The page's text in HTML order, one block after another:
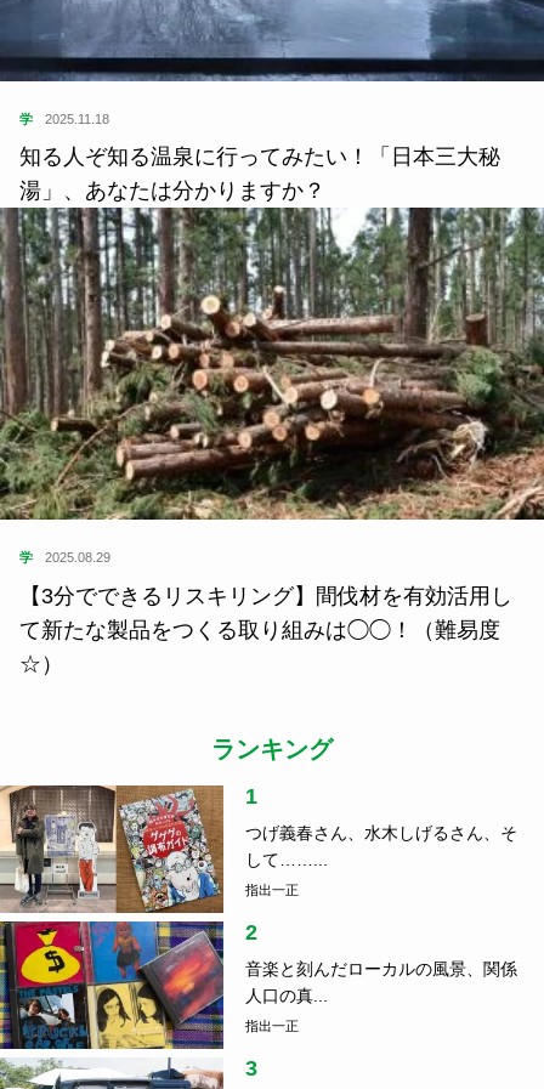
学 2025.11.18
知る人ぞ知る温泉に行ってみたい！「日本三大秘
湯」、あなたは分かりますか？
学 2025.08.29
【3分でできるリスキリング】間伐材を有効活用し
て新たな製品をつくる取り組みは◯◯！（難易度
☆）
ランキング
1
つげ義春さん、水木しげるさん、そ
して……...
指出一正
2
音楽と刻んだローカルの風景、関係
人口の真...
指出一正
3